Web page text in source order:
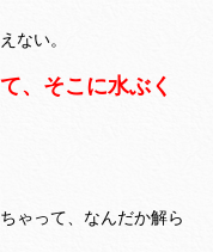
ない。
、そこに水ぶく
ゃって、なんだか解ら